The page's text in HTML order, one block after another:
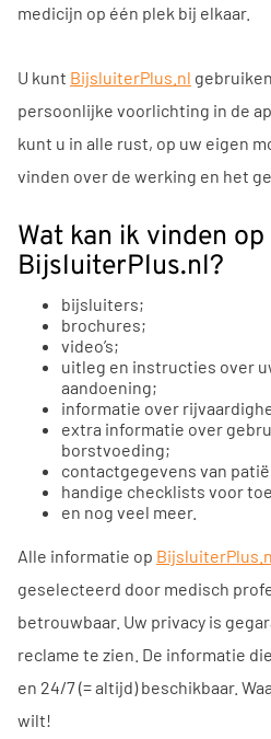
medicijn op één plek bij elkaar.
U kunt BijsluiterPlus.nl
persoonlijke voorlichting in de
kunt u in alle rust, op uw eigen
vinden over de werking en het
Wat kan ik vinden op
BijsluiterPlus.nl?
bijsluiters;
brochures;
video’s;
uitleg en instructies over
aandoening;
informatie over
extra informatie over
borstvoeding;
contactgegevens van
handige checklists voor
en nog veel meer.
Alle informatie op
geselecteerd door medisch
betrouwbaar. Uw privacy is
reclame te zien. De informatie
en 24/7 (= altijd) beschikbaar.
wilt!